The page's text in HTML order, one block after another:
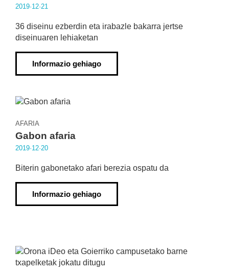
2019·12·21
36 diseinu ezberdin eta irabazle bakarra jertse
diseinuaren lehiaketan
Informazio gehiago
AFARIA
Gabon afaria
2019·12·20
Biterin gabonetako afari berezia ospatu da
Informazio gehiago